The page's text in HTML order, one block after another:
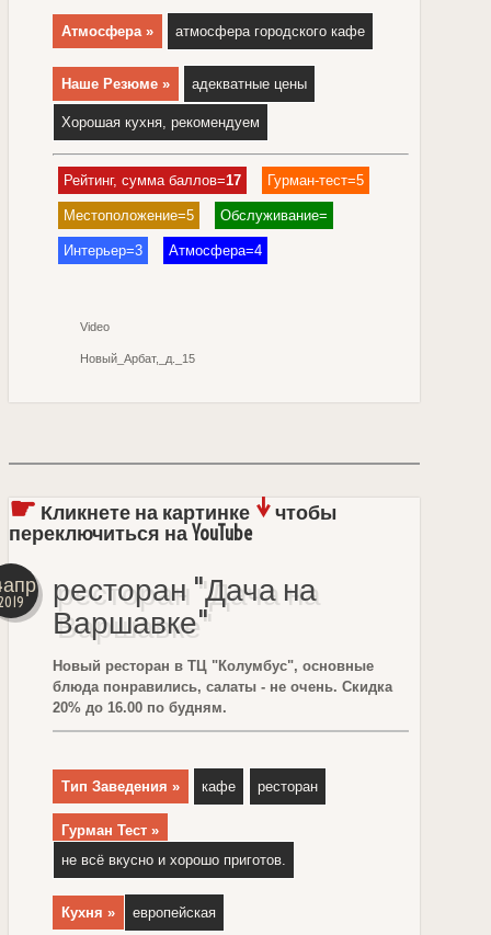
Атмосфера » атмосфера городского кафе
Наше Резюме » адекватные цены
Хорошая кухня, рекомендуем
Рейтинг, сумма баллов=17 Гурман-тест=5
Местоположение=5 Обслуживание=
Интерьер=3 Атмосфера=4
Video
Новый_Арбат,_д._15
☛ Кликнете на картинке↓чтобы
переключиться на YouTube
ресторан "Дача на
Варшавке"
Новый ресторан в ТЦ "Колумбус", основные
блюда понравились, салаты - не очень. Скидка
20% до 16.00 по будням.
Тип Заведения » кафе ресторан
Гурман Тест »
не всё вкусно и хорошо приготов.
Кухня » европейская